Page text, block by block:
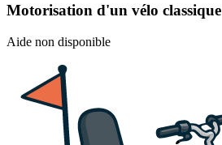
Motorisation d'un vélo classique
Aide non disponible